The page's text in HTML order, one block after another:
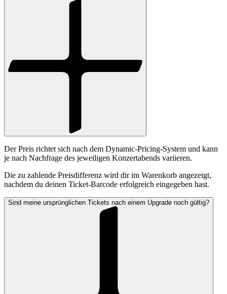
Der Preis richtet sich nach dem Dynamic-Pricing-System und kann
je nach Nachfrage des jeweiligen Konzertabends variieren.
Die zu zahlende Preisdifferenz wird dir im Warenkorb angezeigt,
nachdem du deinen Ticket-Barcode erfolgreich eingegeben hast.
Sind meine ursprünglichen Tickets nach einem Upgrade noch gültig?